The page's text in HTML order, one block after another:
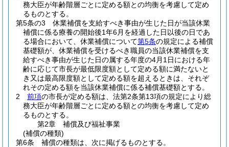
務大臣が年齢階層ごとに定める額との均衡を考慮して定め
るものとする。
第5条の3
休業補償を支給すべき事由が生じた日が当該休業
補償に係る療養の開始後1年6月を経過した日以後の日であ
る場合において、休業補償について第5条の規定による補償
基礎額が、休業補償を受けるべき職員の当該休業補償を支
給すべき事由が生じた日の属する年度の4月1日における年
齢に応じて市長が最低限度額として定める額に満たないと
き又は最高限度額として定める額を超えるときは、それぞ
れその定める額を当該休業補償に係る補償基礎額とする。
2
前項の市長が定める額は、法第2条第13項の規定により総
務大臣が年齢階層ごとに定める額との均衡を考慮して定め
るものとする。
第2章
補償及び福祉事業
(補償の種類)
第6条
補償の種類は、次に掲げるものとする。